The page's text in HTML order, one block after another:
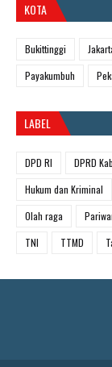
KOTA
Bukittinggi
Payakumbuh
LABEL
DPD RI DPRD
Hukum dan Kriminal
Olah raga
TNI
TTMD